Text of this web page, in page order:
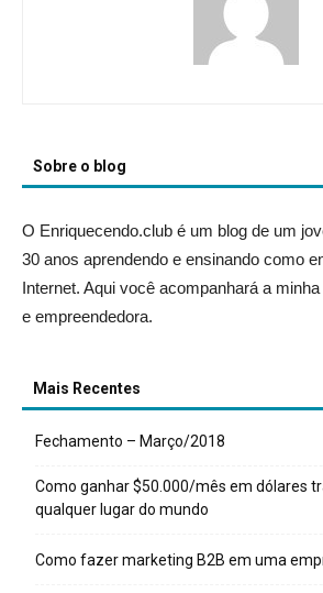
Sobre o blog
O Enriquecendo.club é um blog de um
30 anos aprendendo e ensinando como
Internet. Aqui você acompanhará a
e empreendedora.
Mais Recentes
Fechamento – Março/2018
Como ganhar $50.000/mês em dólares
qualquer lugar do mundo
Como fazer marketing B2B em uma